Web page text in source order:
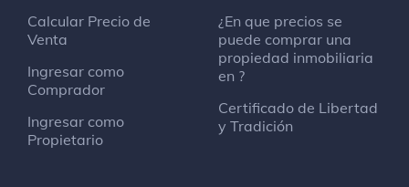
Calcular Precio de
Venta
Ingresar como
Comprador
Ingresar como
Propietario
¿En que precios se
puede comprar una
propiedad inmobiliaria
en ?
Certificado de Libertad
y Tradición